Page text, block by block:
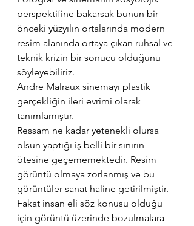
perspektifine bakarsak bunun bir
önceki yüzyılın ortalarında modern
resim alanında ortaya çıkan ruhsal ve
teknik krizin bir sonucu olduğunu
söyleyebiliriz.
Andre Malraux sinemayı plastik
gerçekliğin ileri evrimi olarak
tanımlamıştır.
Ressam ne kadar yetenekli olursa
olsun yaptığı iş belli bir sınırın
ötesine geçememektedir. Resim
görüntü olmaya zorlanmış ve bu
görüntüler sanat haline getirilmiştir.
Fakat insan eli söz konusu olduğu
için görüntü üzerinde bozulmalara